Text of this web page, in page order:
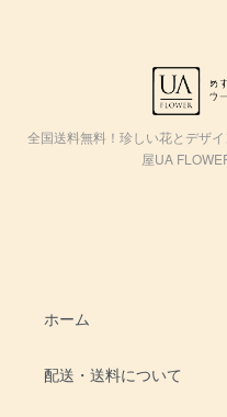
全国送料無料！珍しい花とデザ
屋UA
ホーム
配送・送料について